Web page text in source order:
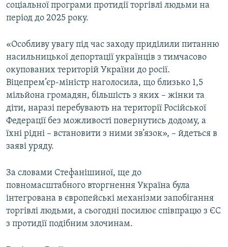
соціальної програми протидії торгівлі людьми на
період до 2025 року.
«Особливу увагу під час заходу приділили питанню
насильницької депортації українців з тимчасово
окупованих територій України до росії.
Віцепрем’єр-міністр наголосила, що близько 1,5
мільйона громадян, більшість з яких – жінки та
діти, наразі перебувають на території Російської
Федерації без можливості повернутись додому, а
їхні рідні – встановити з ними зв’язок», – йдеться в
заяві уряду.
За словами Стефанішиної, ще до
повномасштабного вторгнення Україна була
інтегрована в європейські механізми запобігання
торгівлі людьми, а сьогодні посилює співпрацю з ЄС
з протидії подібним злочинам.